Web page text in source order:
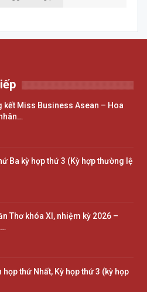
kết Miss Business Asean – Hoa
Ba kỳ hợp thứ 3 (Kỳ hợp thường lệ
Thơ khóa XI, nhiệm kỳ 2026 –
họp thứ Nhất, Kỳ họp thứ 3 (kỳ họp